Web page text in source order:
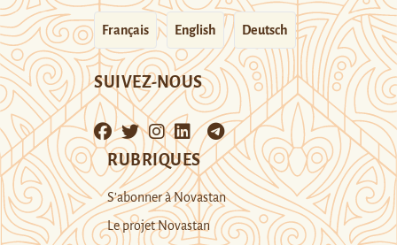
Français English Deutsch
SUIVEZ-NOUS
RUBRIQUES
S’abonner à Novastan
Le projet Novastan